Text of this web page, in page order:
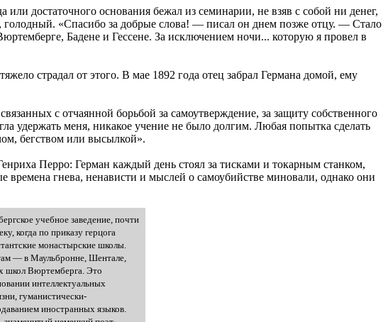
достаточного основания бежал из семинарии, не взяв с собой ни денег,
«Спасибо за добрые слова! — писал он днем позже отцу. — Стало
Бадене и Гессене. За исключением ночи... которую я провел в
страдал от этого. В мае 1892 года отец забрал Германа домой, ему
с отчаянной борьбой за самоутверждение, за защиту собственного
удержать меня, никакое учение не было долгим. Любая попытка сделать
бегством или высылкой».
Перро: Герман каждый день стоял за тисками и токарным станком,
времена гнева, ненависти и мыслей о самоубийстве миновали, однако они
учебное заведение, почти
когда по приказу герцога
монастырские школы.
— в Маульбронне, Шентале,
школ Вюртемберга. Это
интеллектуальных
гуманистически-
иностранных языков.